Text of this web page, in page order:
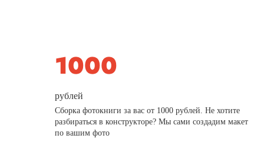
рублей
Сборка фотокниги за вас от 1000 рублей. Не хотите
разбираться в конструкторе? Мы сами создадим макет
по вашим фото